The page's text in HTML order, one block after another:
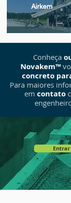
Airkem
Conheça
Novakem™
concreto
Para maiores
em contato